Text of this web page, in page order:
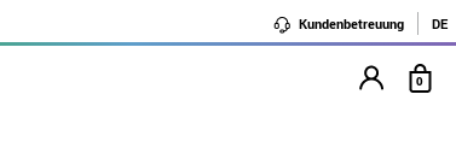
Kundenbetreuung DE
0